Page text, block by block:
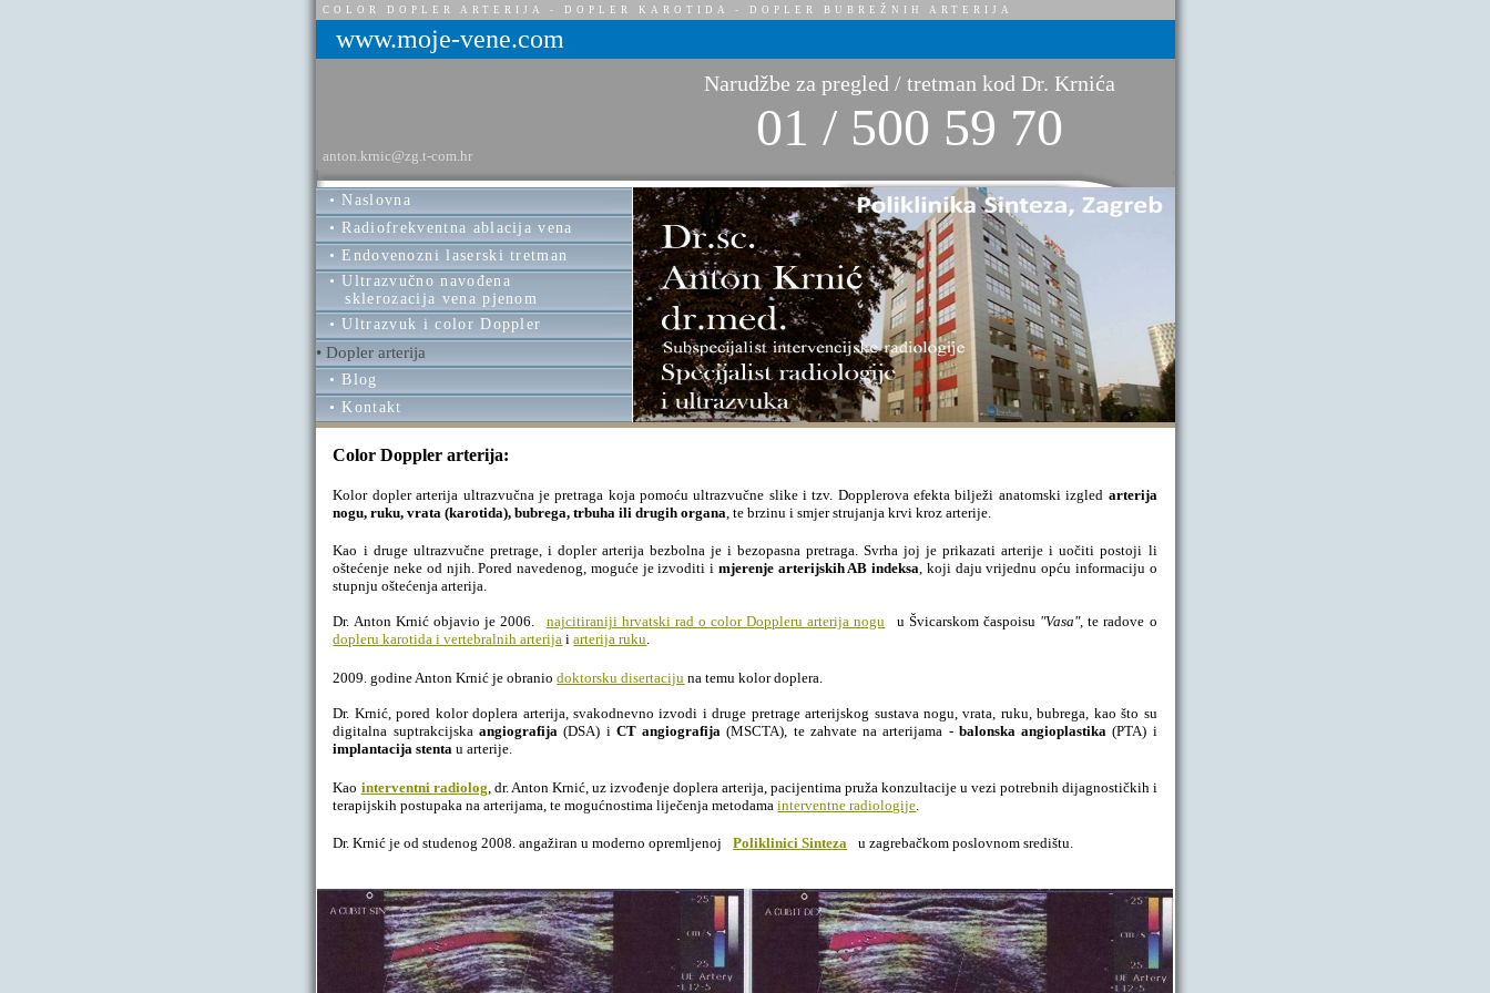
COLOR DOPLER ARTERIJA - DOPLER KAROTIDA - DOPLER BUBREŽNIH ARTERIJA
www.moje-vene.com
anton.krnic@zg.t-com.hr
Narudžbe za pregled / tretman kod Dr. Krnića
01 / 500 59 70
• Naslovna
• Radiofrekventna ablacija vena
• Endovenozni laserski tretman
• Ultrazvučno navođena
sklerozacija vena pjenom
• Ultrazvuk i color Doppler
• Dopler arterija
• Blog
• Kontakt
Color Doppler arterija:
Kolor dopler arterija ultrazvučna je pretraga koja pomoću ultrazvučne slike i tzv. Dopplerova efekta bilježi anatomski izgled arterija
nogu, ruku, vrata (karotida), bubrega, trbuha ili drugih organa , te brzinu i smjer strujanja krvi kroz arterije.
Kao i druge ultrazvučne pretrage, i dopler arterija bezbolna je i bezopasna pretraga. Svrha joj je prikazati arterije i uočiti postoji li
oštećenje neke od njih. Pored navedenog, moguće je izvoditi i mjerenje arterijskih AB indeksa, koji daju vrijednu opću informaciju o
stupnju oštećenja arterija.
Dr. Anton Krnić objavio je 2006. najcitiraniji hrvatski rad o color Doppleru arterija nogu u Švicarskom časpoisu "Vasa", te radove o
dopleru karotida i vertebralnih arterija iarterija ruku.
2009. godine Anton Krnić je obraniodoktorsku disertaciju na temu kolor doplera.
Dr. Krnić, pored kolor doplera arterija, svakodnevno izvodi i druge pretrage arterijskog sustava nogu, vrata, ruku, bubrega, kao što su
digitalna suptrakcijska angiografija(DSA) i CT angiografija (MSCTA), te zahvate na arterijama - balonska angioplastika (PTA) i
implantacija stenta u arterije.
Kao interventni radiolog , dr. Anton Krnić, uz izvođenje doplera arterija, pacijentima pruža konzultacije u vezi potrebnih dijagnostičkih i
terapijskih postupaka na arterijama, te mogućnostima liječenja metodamainterventne radiologije
Dr. Krnić je od studenog 2008. angažiran u moderno opremljenoj Poliklinici Sinteza u zagrebačkom poslovnom središtu.